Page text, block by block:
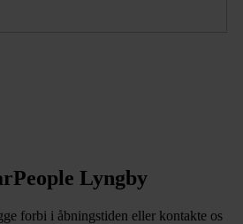
Lyngby
forbi i åbningstiden eller kontakte os